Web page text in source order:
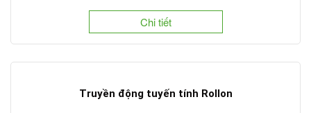
Chi tiết
Truyền động tuyến tính Rollon